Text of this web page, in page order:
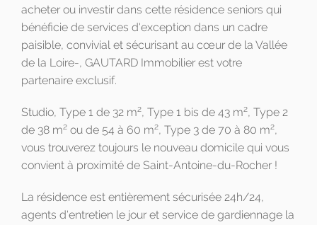
acheter ou investir dans cette résidence seniors qui
bénéficie de services d'exception dans un cadre
paisible, convivial et sécurisant au cœur de la Vallée
de la Loire-, GAUTARD Immobilier est votre
partenaire exclusif.
Studio, Type 1 de 32 m2, Type 1 bis de 43 m2, Type 2
de 38 m2 ou de 54 à 60 m2, Type 3 de 70 à 80 m2,
vous trouverez toujours le nouveau domicile qui vous
convient à proximité de Saint-Antoine-du-Rocher !
La résidence est entièrement sécurisée 24h/24,
agents d'entretien le jour et service de gardiennage la